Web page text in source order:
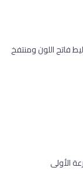
فاتح اللون ومنتفخ
الأولى